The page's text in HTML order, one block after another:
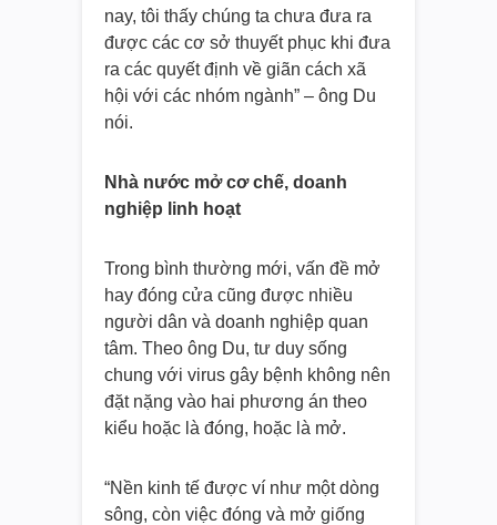
nay, tôi thấy chúng ta chưa đưa ra
được các cơ sở thuyết phục khi đưa
ra các quyết định về giãn cách xã
hội với các nhóm ngành” – ông Du
nói.
Nhà nước mở cơ chế, doanh
nghiệp linh hoạt
Trong bình thường mới, vấn đề mở
hay đóng cửa cũng được nhiều
người dân và doanh nghiệp quan
tâm. Theo ông Du, tư duy sống
chung với virus gây bệnh không nên
đặt nặng vào hai phương án theo
kiểu hoặc là đóng, hoặc là mở.
“Nền kinh tế được ví như một dòng
sông, còn việc đóng và mở giống